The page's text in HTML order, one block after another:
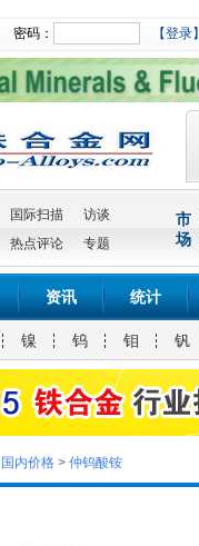
密码： 【登录】
国际扫描
访谈
热点评论 专题
市
场
资讯 统计
镍 钨 钼 钒
国内价格 > 仲钨酸铵